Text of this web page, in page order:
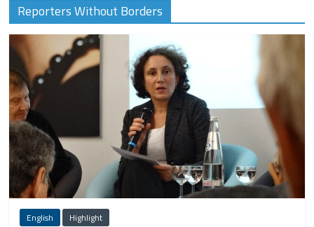
Reporters Without Borders
English Highlight